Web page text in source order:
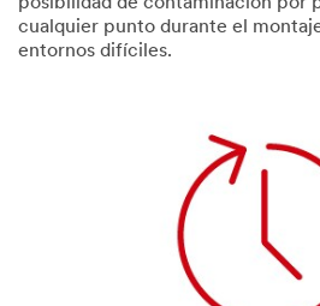
posibilidad de contaminación por
cualquier punto durante el
entornos difíciles.